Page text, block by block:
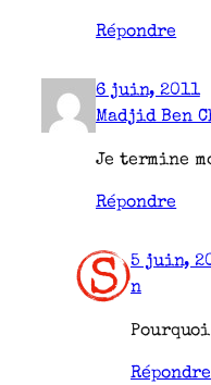
Répondre
6 juin, 2011
Madjid Ben
Je termine
Répondre
5 juin,
n
Répondre